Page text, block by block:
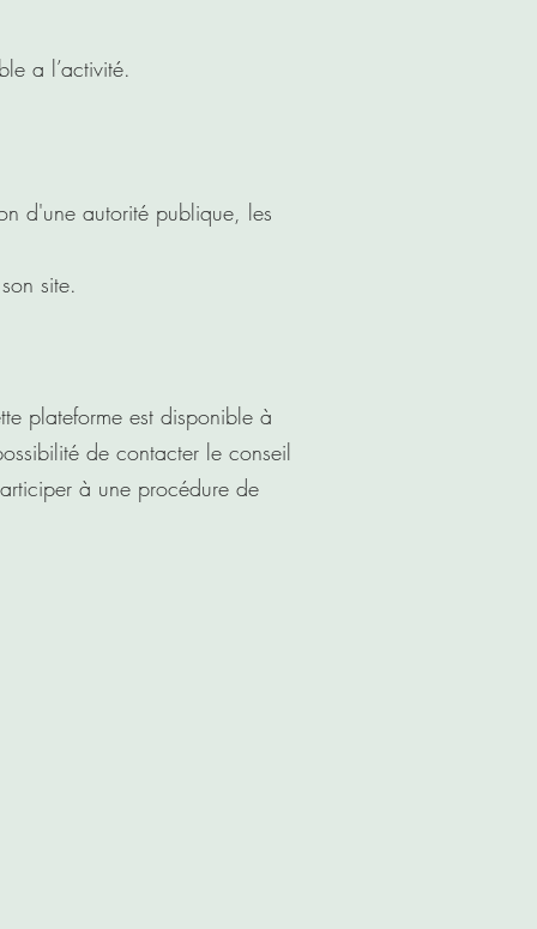
a l’activité.
d'une autorité publique, les
site.
plateforme est disponible à
de contacter le conseil
à une procédure de